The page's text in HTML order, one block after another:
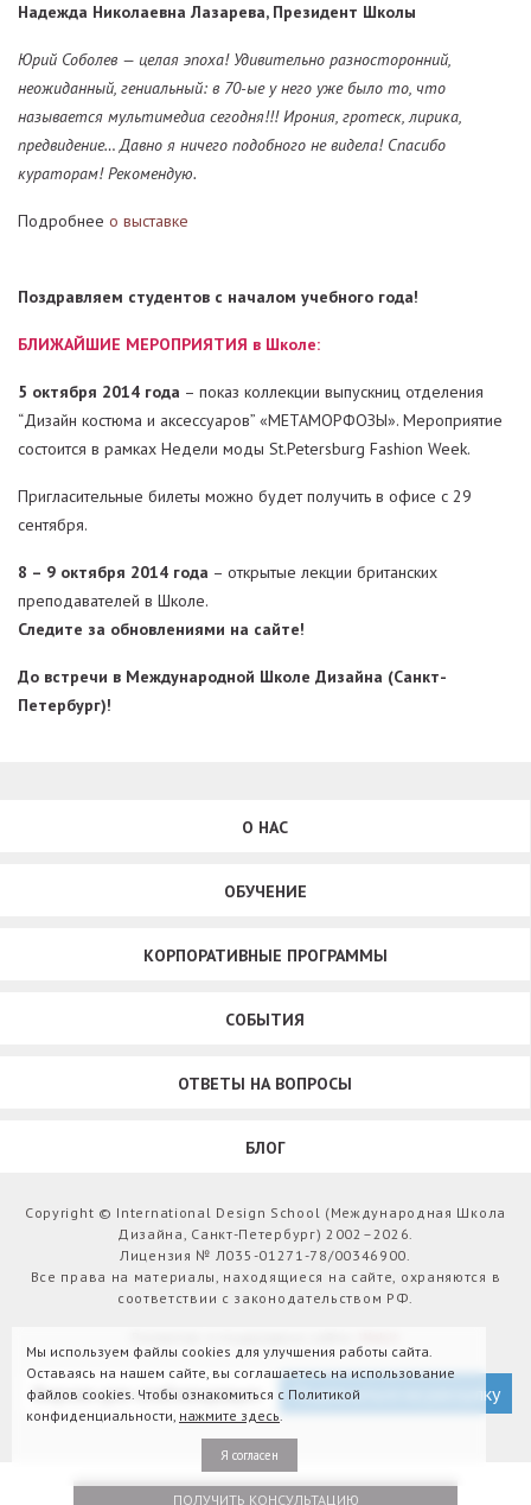
Надежда Николаевна Лазарева, Президент Школы
Юрий Соболев — целая эпоха! Удивительно разносторонний,
неожиданный, гениальный: в 70-ые у него уже было то, что
называется мультимедиа сегодня!!! Ирония, гротеск, лирика,
предвидение… Давно я ничего подобного не видела! Спасибо
кураторам! Рекомендую.
Подробнее о выставке
Поздравляем студентов с началом учебного года!
БЛИЖАЙШИЕ МЕРОПРИЯТИЯ в Школе:
5 октября 2014 года – показ коллекции выпускниц отделения
“Дизайн костюма и аксессуаров” «МЕТАМОРФОЗЫ». Мероприятие
состоится в рамках Недели моды St.Petersburg Fashion Week.
Пригласительные билеты можно будет получить в офисе с 29
сентября.
8 – 9 октября 2014 года – открытые лекции британских
преподавателей в Школе.
Следите за обновлениями на сайте!
До встречи в Международной Школе Дизайна (Санкт-
Петербург)!
О НАС
ОБУЧЕНИЕ
КОРПОРАТИВНЫЕ ПРОГРАММЫ
СОБЫТИЯ
ОТВЕТЫ НА ВОПРОСЫ
БЛОГ
Copyright © International Design School (Международная Школа
Дизайна, Санкт-Петербург) 2002–2026.
Лицензия № Л035-01271-78/00346900.
Все права на материалы, находящиеся на сайте, охраняются в
соответствии с законодательством РФ.
Версия для слабовидящих Подписаться на рассылку
ПОЛУЧИТЬ КОНСУЛЬТАЦИЮ
Мы используем файлы cookies для улучшения работы сайта.
Оставаясь на нашем сайте, вы соглашаетесь на использование
файлов cookies. Чтобы ознакомиться с Политикой
конфиденциальности, нажмите здесь.
Я согласен